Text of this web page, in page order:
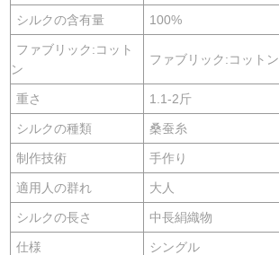
シルクの含有量 100%
ファブリック:コット
ン
ファブリック:コットン
重さ 1.1-2斤
シルクの種類 桑蚕糸
制作技術 手作り
適用人の群れ 大人
シルクの長さ 中長絹織物
仕様 シングル